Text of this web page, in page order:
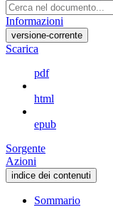
Informazioni
versione-corrente
Scarica
pdf
html
epub
Sorgente
Azioni
indice dei contenuti
Sommario